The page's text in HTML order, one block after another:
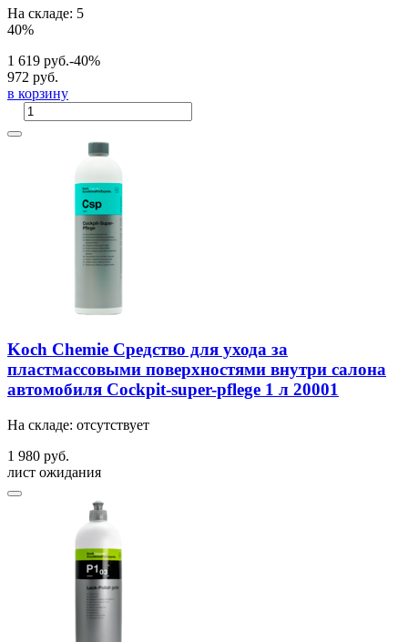
На складе: 5
40%
1 619 руб.-40%
972 руб.
в корзину
Koch Chemie Средство для ухода за
пластмассовыми поверхностями внутри салона
автомобиля Cockpit-super-pflege 1 л 20001
На складе: отсутствует
1 980 руб.
лист ожидания